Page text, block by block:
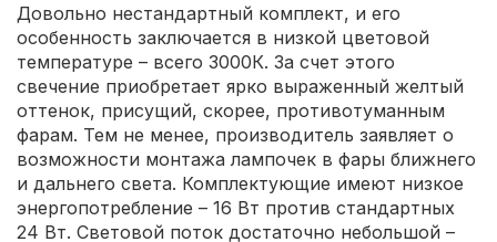
Довольно нестандартный комплект, и его
особенность заключается в низкой цветовой
температуре – всего 3000К. За счет этого
свечение приобретает ярко выраженный желтый
оттенок, присущий, скорее, противотуманным
фарам. Тем не менее, производитель заявляет о
возможности монтажа лампочек в фары ближнего
и дальнего света. Комплектующие имеют низкое
энергопотребление – 16 Вт против стандартных
24 Вт. Световой поток достаточно небольшой –